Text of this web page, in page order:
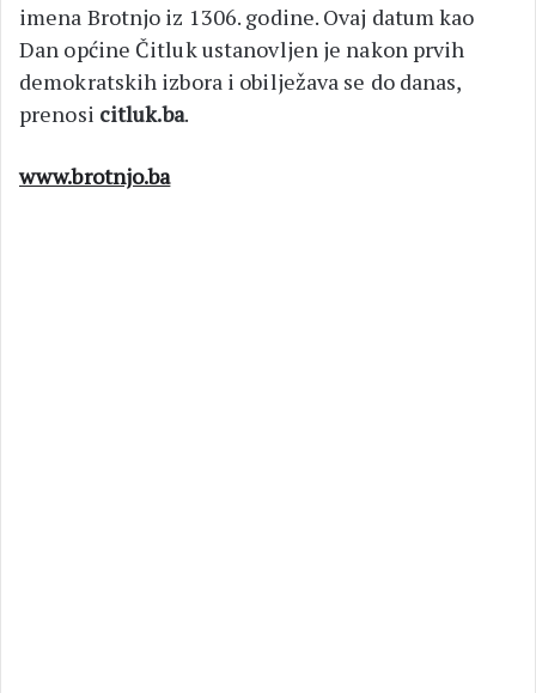
imena Brotnjo iz 1306. godine. Ovaj datum kao
Dan općine Čitluk ustanovljen je nakon prvih
demokratskih izbora i obilježava se do danas,
prenosi citluk.ba.
www.brotnjo.ba